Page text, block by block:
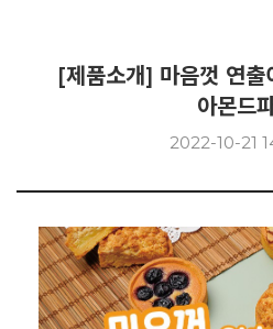
[제품소개] 마음껏 연출
아몬드
2022-10-21